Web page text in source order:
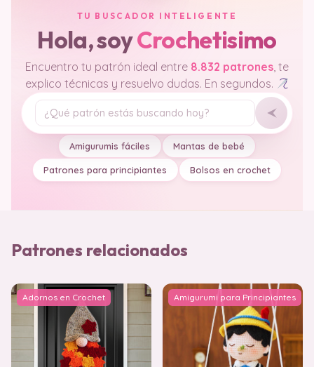
TU BUSCADOR INTELIGENTE
Hola, soyCrochetisimo
Encuentro tu patrón ideal entre 8.832 patrones, te
explico técnicas y resuelvo dudas. En segundos.
Tu pregunta
Amigurumis fáciles Mantas de bebé
Patrones para principiantes Bolsos en crochet
Patrones relacionados
Adornos en Crochet Amigurumi para Principiantes